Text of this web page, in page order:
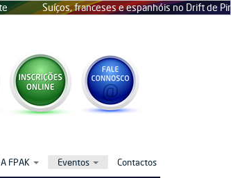
Suíços, franceses e espanhóis no Drift de Pinhel
A FPAK Eventos Contactos